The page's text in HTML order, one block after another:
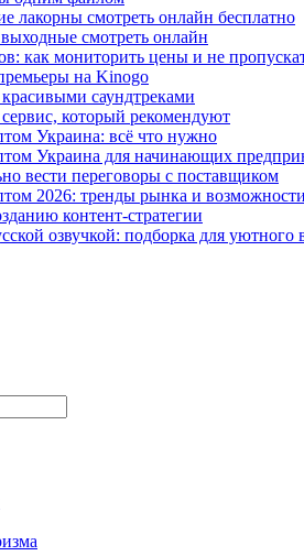
лакорны смотреть онлайн бесплатно
смотреть онлайн
как мониторить цены и не
на Kinogo
саундтреками
который рекомендуют
Украина: всё что нужно
Украина для начинающих
вести переговоры с поставщиком
2026: тренды рынка и возможности
контент-стратегии
озвучкой: подборка для уютного